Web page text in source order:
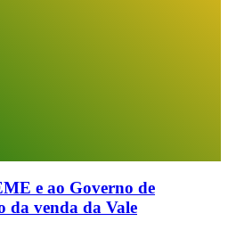
e ao Governo de
da venda da Vale